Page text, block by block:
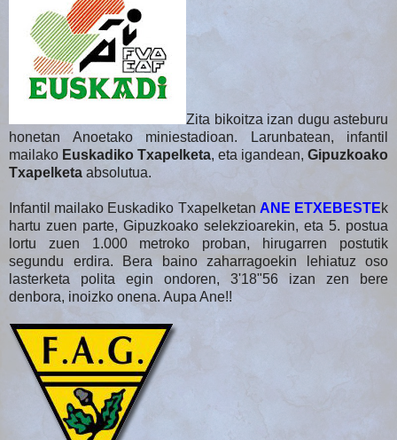
Zita bikoitza izan dugu asteburu
honetan Anoetako miniestadioan. Larunbatean, infantil
mailako Euskadiko Txapelketa, eta igandean, Gipuzkoako
Txapelketa absolutua.
Infantil mailako Euskadiko Txapelketan ANE ETXEBESTEk
hartu zuen parte, Gipuzkoako selekzioarekin, eta 5. postua
lortu zuen 1.000 metroko proban, hirugarren postutik
segundu erdira. Bera baino zaharragoekin lehiatuz oso
lasterketa polita egin ondoren, 3'18"56 izan zen bere
denbora, inoizko onena. Aupa Ane!!